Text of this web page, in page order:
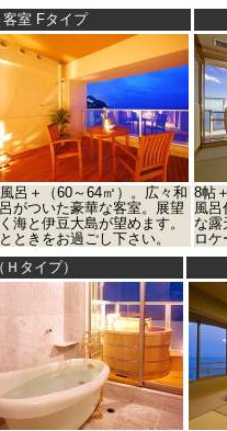
室 Fタイプ
呂＋（60～64㎡）。広々和
がついた豪華な客室。展望
海と伊豆大島が望めます。
ときをお過ごし下さい。
8帖
風呂
な露
ロケ
タイプ）